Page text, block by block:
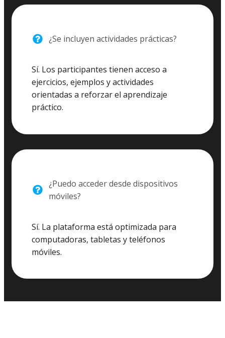
¿Se incluyen actividades prácticas?
Sí. Los participantes tienen acceso a
ejercicios, ejemplos y actividades
orientadas a reforzar el aprendizaje
práctico.
¿Puedo acceder desde dispositivos
móviles?
Sí. La plataforma está optimizada para
computadoras, tabletas y teléfonos
móviles.